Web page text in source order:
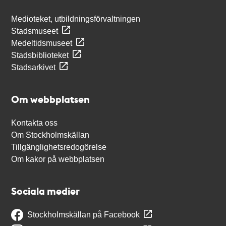
Medioteket, utbildningsförvaltningen
Stadsmuseet
Medeltidsmuseet
Stadsbiblioteket
Stadsarkivet
Om webbplatsen
Kontakta oss
Om Stockholmskällan
Tillgänglighetsredogörelse
Om kakor på webbplatsen
Sociala medier
Stockholmskällan på Facebook